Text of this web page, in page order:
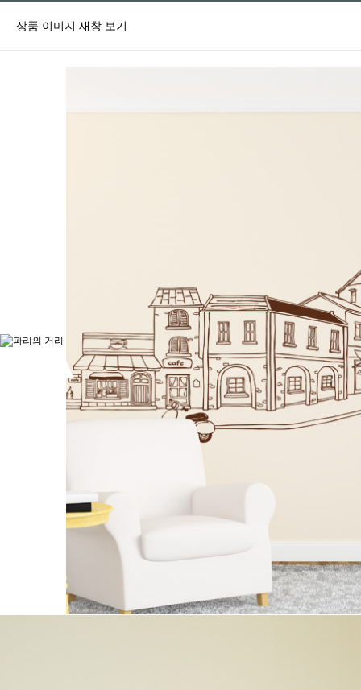
상품 이미지 새창 보기